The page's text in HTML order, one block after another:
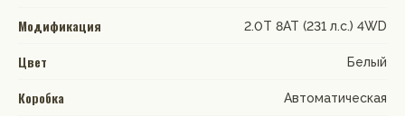
Модификация 2.0T 8AT (231 л.с.) 4WD
Цвет Белый
Коробка Автоматическая